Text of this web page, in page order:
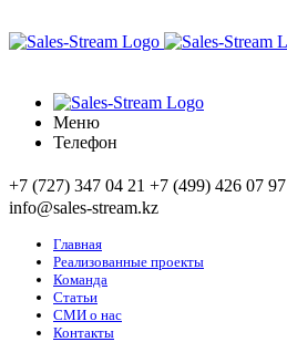
Меню
Телефон
+7 (727) 347 04 21 +7 (499) 426 07 97
info@sales-stream.kz
Главная
Реализованные проекты
Команда
Статьи
СМИ о нас
Контакты